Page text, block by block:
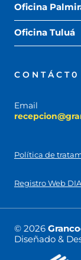
Oficina
Oficina Tuluá
CONTÁCT0
Email
Política de
Registro Web
© 2026
Diseñado &